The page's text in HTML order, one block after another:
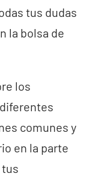
tus dudas
la bolsa de
los
comunes y
en la parte
tus